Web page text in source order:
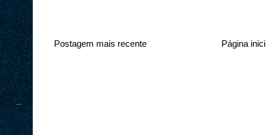
Postagem mais recente Página